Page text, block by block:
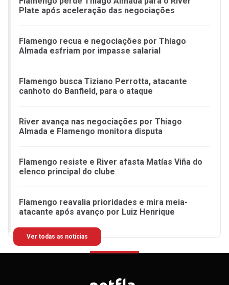
Plate após aceleração das negociações
Flamengo recua e negociações por Thiago
Almada esfriam por impasse salarial
Flamengo busca Tiziano Perrotta, atacante
canhoto do Banfield, para o ataque
River avança nas negociações por Thiago
Almada e Flamengo monitora disputa
Flamengo resiste e River afasta Matías Viña do
elenco principal do clube
Flamengo reavalia prioridades e mira meia-
atacante após avanço por Luiz Henrique
Ver todas as notícias